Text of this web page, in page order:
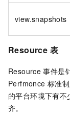
view.snapshots
Resource 表
Resource 事件是
Perfmonce 标准
的平台环境下有不
齐。